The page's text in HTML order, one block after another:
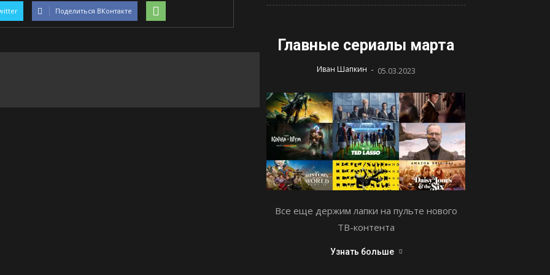
Поделиться ВКонтакте
Главные сериалы марта
Иван Шапкин - 05.03.2023
Все еще держим лапки на пульте нового
ТВ-контента
Узнать больше